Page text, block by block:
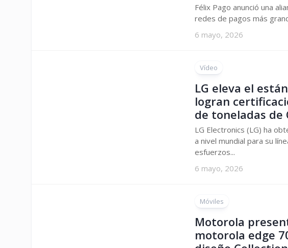
Félix Pago anunció una
redes de pagos más
6 mayo, 2026
Vídeo
LG eleva el
logran
de toneladas de
LG Electronics (LG) ha
a nivel mundial para su
esfuerzos...
6 mayo, 2026
Móviles
Motorola
motorola edge